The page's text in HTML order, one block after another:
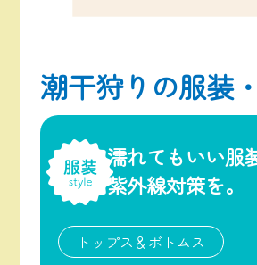
潮干狩りの服装
濡れてもいい服
紫外線対策を。
トップス＆ボトムス